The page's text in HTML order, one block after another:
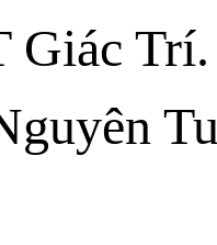
Giác Trí.